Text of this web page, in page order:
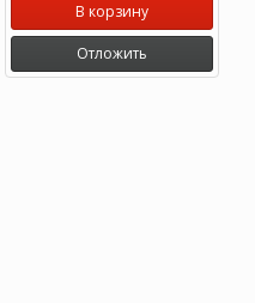
В корзину
Отложить